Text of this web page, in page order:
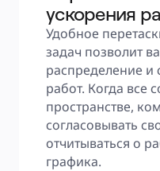
ускорения
Удобное
задач позволит
распределение
работ. Когда все
пространстве,
согласовывать
отчитываться о
графика.